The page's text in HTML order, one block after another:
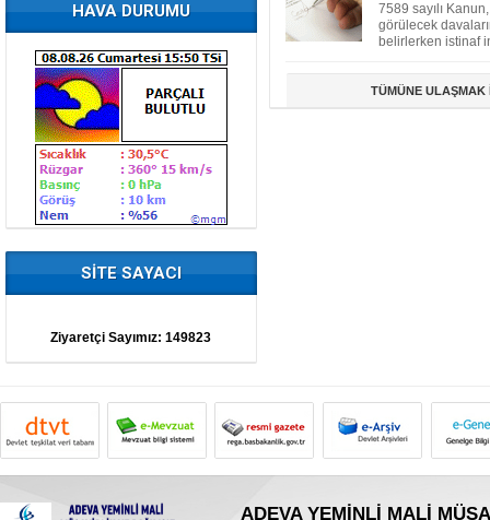
HAVA DURUMU
SİTE SAYACI
Ziyaretçi Sayımız:149823
7589 sayılı
görülecek
belirlerken istinaf
TÜMÜNE ULAŞMAK
ADEVA YEMİNLİ MALİ